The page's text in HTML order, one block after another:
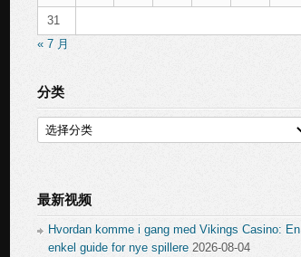
31
« 7 月
分类
分
类
最新视频
Hvordan komme i gang med Vikings Casino: En
enkel guide for nye spillere 2026-08-04